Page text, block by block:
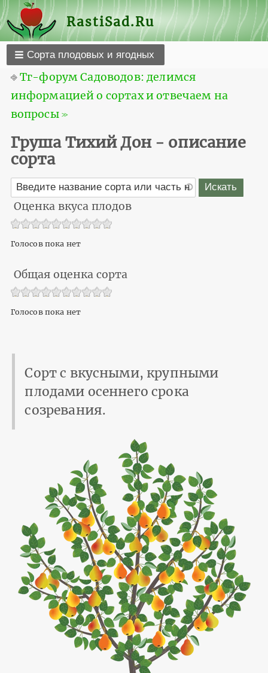
RastiSad.Ru
Сорта плодовых и ягодных
⎆Тг-форум Садоводов: делимся
информацией о сортах и отвечаем на
вопросы ≫
Груша Тихий Дон - описание
сорта
Оценка вкуса плодов
Голосов пока нет
Общая оценка сорта
Голосов пока нет
Сорт с вкусными, крупными
плодами осеннего срока
созревания.